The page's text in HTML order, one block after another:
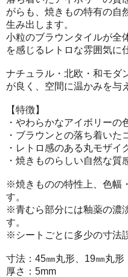
がらも、焼きもの特有の自
生み出します。
小粒のブラウンタイルが全
を感じるレトロな雰囲気に
ナチュラル・北欧・和モダ
が良く、空間に温かみを与
【特徴】
・やわらかなアイボリーの
・ブラウンとの落ち着いた
・レトロ感のある丸モザイ
・焼きものらしい自然な質
※焼きものの特性上、色幅
す。
※青むら部分には釉薬の濃
す。
※シートごとに多少の寸法
寸法：45㎜丸形、19㎜丸形
厚さ：5mm